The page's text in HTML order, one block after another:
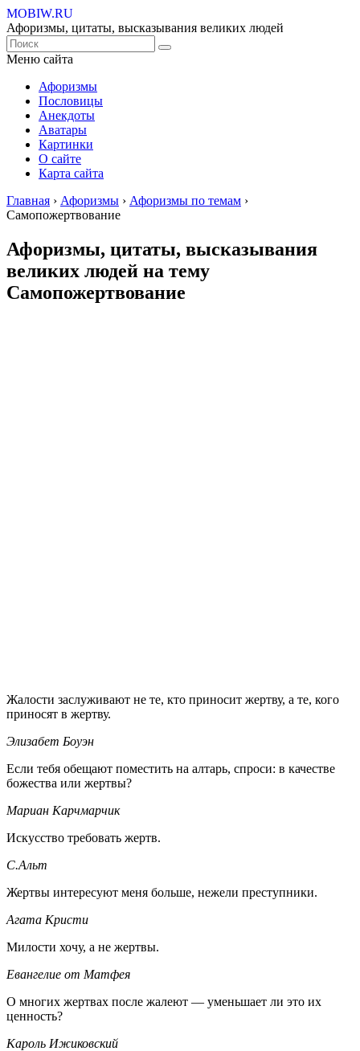
MOBIW.RU
Афоризмы, цитаты, высказывания великих людей
Меню сайта
Афоризмы
Пословицы
Анекдоты
Аватары
Картинки
О сайте
Карта сайта
Главная › Афоризмы › Афоризмы по темам ›
Самопожертвование
Афоризмы, цитаты, высказывания
великих людей на тему
Самопожертвование
Жалости заслуживают не те, кто приносит жертву, а те, кого
приносят в жертву.
Элизабет Боуэн
Если тебя обещают поместить на алтарь, спроси: в качестве
божества или жертвы?
Мариан Карчмарчик
Искусство требовать жертв.
С.Альт
Жертвы интересуют меня больше, нежели преступники.
Агата Кристи
Милости хочу, а не жертвы.
Евангелие от Матфея
О многих жертвах после жалеют — уменьшает ли это их
ценность?
Кароль Ижиковский